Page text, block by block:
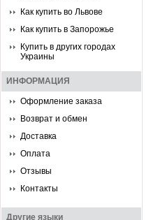
Как купить во Львове
Как купить в Запорожье
Купить в других городах
Украины
ИНФОРМАЦИЯ
Оформление заказа
Возврат и обмен
Доставка
Оплата
Отзывы
Контакты
Другие языки